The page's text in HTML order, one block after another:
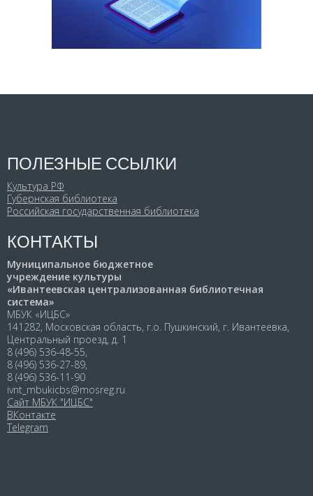
ПОЛЕЗНЫЕ ССЫЛКИ
Культура РФ
Губернская библиотека
Российская государственная библиотека
КОНТАКТЫ
Муниципальное бюджетное
учреждение культуры
«Ивантеевская централизованная библиотечная
система»
МБУК «ИЦБС»
141282, Московская область, г.о. Пушкинский, г. Ивантеевка,
Центральный проезд, д. 1
8 (496) 536-48-55,
8 (496) 536-27-89,
8 (496) 536-11-90
ivnt_mbukicbs@mosreg.ru
Сайт МБУК "ИЦБС"
ВКонтакте
Telegram